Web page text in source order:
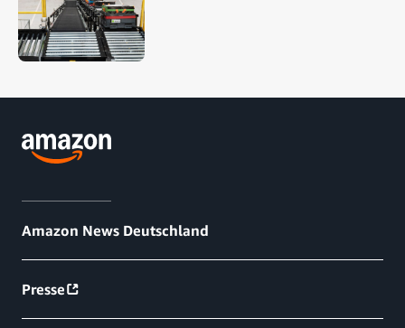
Amazon News Deutschland
Presse